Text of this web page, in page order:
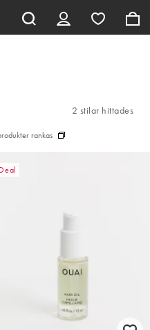
2 stilar hittades
rankas
Deal